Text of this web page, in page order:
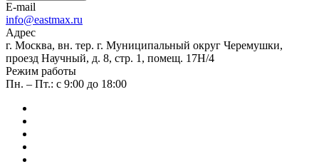
E-mail
info@eastmax.ru
Адрес
г. Москва, вн. тер. г. Муниципальный округ Черемушки,
проезд Научный, д. 8, стр. 1, помещ. 17Н/4
Режим работы
Пн. – Пт.: с 9:00 до 18:00